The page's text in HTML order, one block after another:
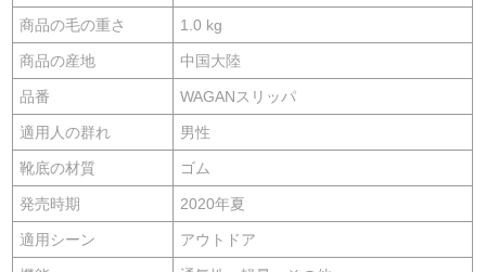
商品の毛の重さ 1.0 kg
商品の産地 中国大陸
品番 WAGANスリッパ
適用人の群れ 男性
靴底の材質 ゴム
発売時期 2020年夏
適用シーン アウトドア